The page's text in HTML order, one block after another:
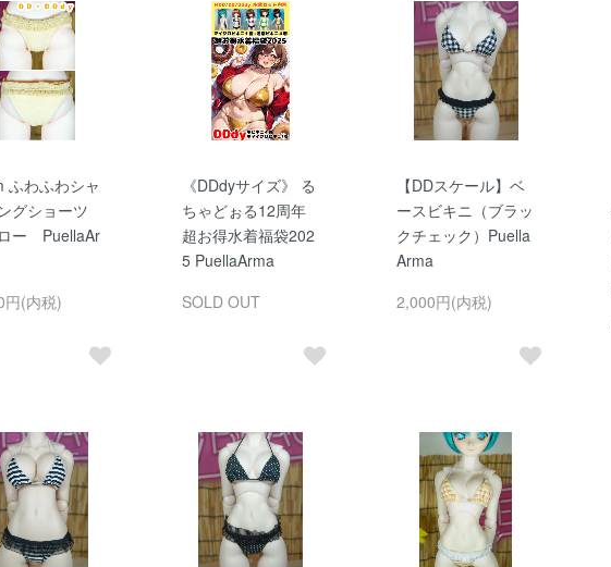
ふわふわシャ
グショーツ
ー PuellaAr
円(内税)
《DDdyサイズ》 る
ちゃどぉる12周年
超お得水着福袋202
5 PuellaArma
SOLD OUT
【DDスケール】ベ
ースビキニ（ブラッ
クチェック）Puella
Arma
2,000円(内税)